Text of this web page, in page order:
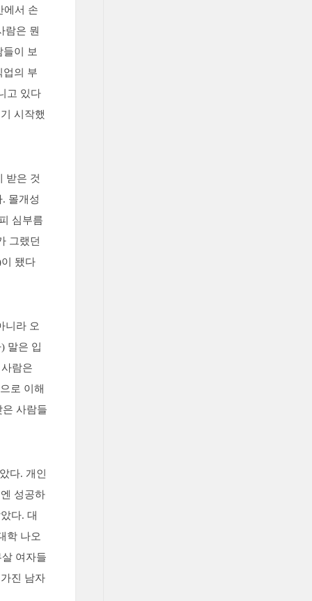
에서 손
람은 뭔
이 보
업의 부
고 있다
시작했
받은 것
몰개성
심부름
그랬던
됐다
니라 오
말은 입
람은
로 이해
사람들
다. 개인
성공하
다. 대
학 나오
여자들
진 남자